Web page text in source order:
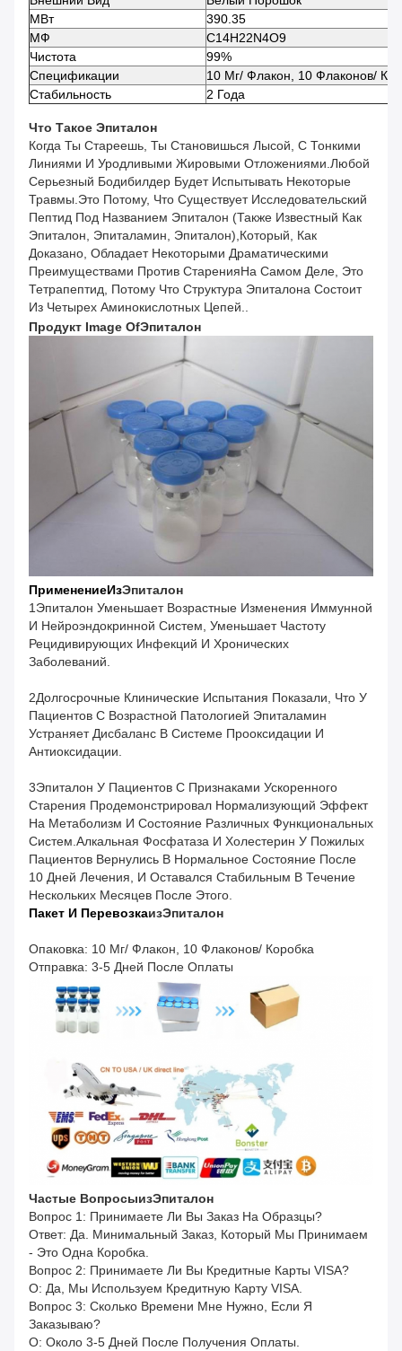
МВт
390.35
МФ
C14H22N4O9
Чистота
99%
Спецификации
10 Мг/ Флакон, 10 Флаконов/
Стабильность
2 Года
Что Такое Эпиталон
Когда Ты Стареешь, Ты Становишься Лысой, С Тонкими
Линиями И Уродливыми Жировыми Отложениями.Любой
Серьезный Бодибилдер Будет Испытывать Некоторые
Травмы.Это Потому, Что Существует Исследовательский
Пептид Под Названием Эпиталон (также Известный Как
Эпиталон, Эпиталамин, Эпиталон),который, Как
Доказано, Обладает Некоторыми Драматическими
Преимуществами Против СтаренияНа Самом Деле, Это
Тетрапептид, Потому Что Структура Эпиталона Состоит
Из Четырех Аминокислотных Цепей..
Продукт Image OfЭпиталон
ПрименениеИзЭпиталон
1Эпиталон Уменьшает Возрастные Изменения Иммунной
И Нейроэндокринной Систем, Уменьшает Частоту
Рецидивирующих Инфекций И Хронических
Заболеваний.
2Долгосрочные Клинические Испытания Показали, Что У
Пациентов С Возрастной Патологией Эпиталамин
Устраняет Дисбаланс В Системе Прооксидации И
Антиоксидации.
3Эпиталон У Пациентов С Признаками Ускоренного
Старения Продемонстрировал Нормализующий Эффект
На Метаболизм И Состояние Различных Функциональных
Систем.алкальная Фосфатаза И Холестерин У Пожилых
Пациентов Вернулись В Нормальное Состояние После
10 Дней Лечения, И Оставался Стабильным В Течение
Нескольких Месяцев После Этого.
Пакет И ПеревозкаИзЭпиталон
Опаковка: 10 Мг/ Флакон, 10 Флаконов/ Коробка
Отправка: 3-5 Дней После Оплаты
Частые ВопросыИзЭпиталон
Вопрос 1: Принимаете Ли Вы Заказ На Образцы?
Ответ: Да. Минимальный Заказ, Который Мы Принимаем
- Это Одна Коробка.
Вопрос 2: Принимаете Ли Вы Кредитные Карты VISA?
О: Да, Мы Используем Кредитную Карту VISA.
Вопрос 3: Сколько Времени Мне Нужно, Если Я
Заказываю?
О: Около 3-5 Дней После Получения Оплаты.